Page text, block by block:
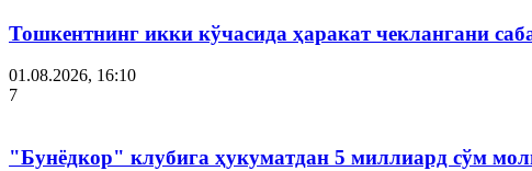
Тошкентнинг икки кўчасида ҳаракат чеклангани
01.08.2026, 16:10
7
"Бунёдкор" клубига ҳукуматдан 5 миллиард сўм